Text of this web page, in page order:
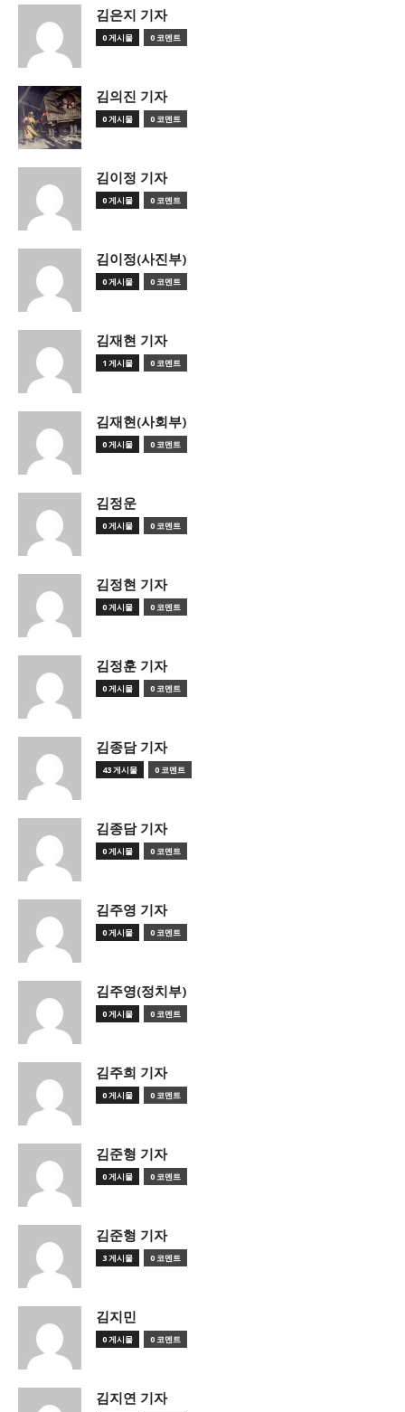
김은지 기자
0 게시물 0 코멘트
김의진 기자
0 게시물 0 코멘트
김이정 기자
0 게시물 0 코멘트
김이정(사진부)
0 게시물 0 코멘트
김재현 기자
1 게시물 0 코멘트
김재현(사회부)
0 게시물 0 코멘트
김정운
0 게시물 0 코멘트
김정현 기자
0 게시물 0 코멘트
김정훈 기자
0 게시물 0 코멘트
김종담 기자
43 게시물 0 코멘트
김종담 기자
0 게시물 0 코멘트
김주영 기자
0 게시물 0 코멘트
김주영(정치부)
0 게시물 0 코멘트
김주희 기자
0 게시물 0 코멘트
김준형 기자
0 게시물 0 코멘트
김준형 기자
3 게시물 0 코멘트
김지민
0 게시물 0 코멘트
김지연 기자